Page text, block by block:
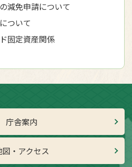
減免申請について
ついて
固定資産関係
庁舎案内
図・アクセス